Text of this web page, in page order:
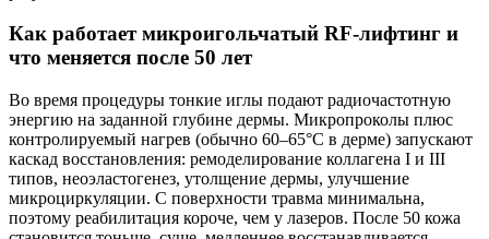
Как работает микроигольчатый RF‑лифтинг и
что меняется после 50 лет
Во время процедуры тонкие иглы подают радиочастотную
энергию на заданной глубине дермы. Микропроколы плюс
контролируемый нагрев (обычно 60–65°C в дерме) запускают
каскад восстановления: ремоделирование коллагена I и III
типов, неоэластогенез, утолщение дермы, улучшение
микроциркуляции. С поверхности травма минимальна,
поэтому реабилитация короче, чем у лазеров. После 50 кожа